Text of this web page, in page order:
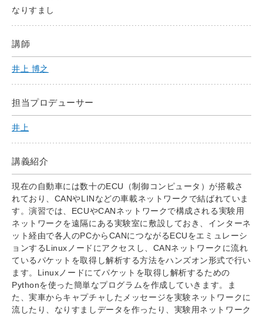
なりすまし
講師
井上 博之
担当プロデューサー
井上
講義紹介
現在の自動車には数十のECU（制御コンピュータ）が搭載さ
れており、CANやLINなどの車載ネットワークで結ばれていま
す。演習では、ECUやCANネットワークで構成される実験用
ネットワークを遠隔にある実験室に敷設しておき、インターネ
ット経由で各人のPCからCANにつながるECUをエミュレーシ
ョンするLinuxノードにアクセスし、CANネットワークに流れ
ているパケットを取得し解析する方法をハンズオン形式で行い
ます。Linuxノードにてパケットを取得し解析するための
Pythonを使った簡単なプログラムを作成していきます。ま
た、実車からキャプチャしたメッセージを実験ネットワークに
流したり、なりすましデータを作ったり、実験用ネットワーク